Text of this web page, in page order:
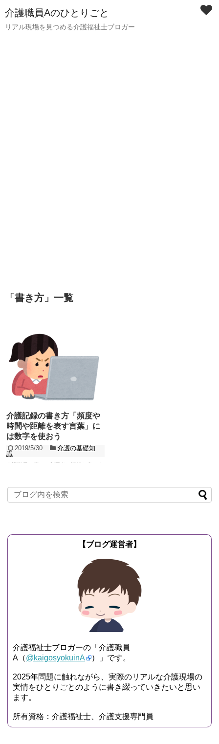
介護職員Aのひとりごと
リアル現場を見つめる介護福祉士ブロガー
「 書き方 」 一覧
介護記録の書き方「頻度や
時間や距離を表す言葉」に
は数字を使おう
2019/5/30
介護の基礎知
識
介護職員は度々、利用者の記録を書きま
ではないでしょう...
記事を読む
【ブログ運営者】
介護福祉士ブロガーの「介護職員
A（@kaigosyokuinA ）」です。
2025年問題に触れながら、実際のリアルな介護現場の
実情をひとりごとのように書き綴っていきたいと思い
ます。
所有資格：介護福祉士、介護支援専門員